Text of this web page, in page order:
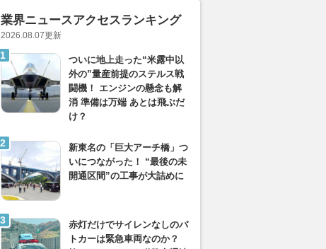
業界ニュースアクセスランキング
2026.08.07更新
ついに地上走った“米露中以
外の”量産前提のステルス戦
闘機！ エンジンの懸念も解
消 準備は万端 あとは飛ぶだ
け？
新東名の「巨大アーチ橋」つ
いにつながった！ “最後の未
開通区間”の工事が大詰めに
赤灯だけでサイレンなしのパ
トカーは緊急車両なのか？